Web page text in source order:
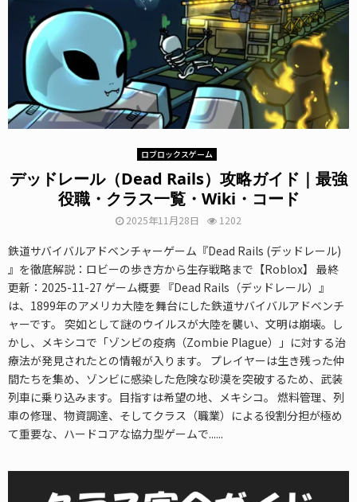
ロブロックスゲーム
デッドレール（Dead Rails）攻略ガイド｜最強
役職・クラス一覧・Wiki・コード
2025年11月28日 1202
鉄道サバイバルアドベンチャーゲーム『Dead Rails (デッドレール)
』を徹底解説：ロビーの歩き方から生存戦略まで【Roblox】 最終
更新：2025-11-27 ゲーム概要 『Dead Rails（デッドレール）』
は、1899年のアメリカ大陸を舞台にした鉄道サバイバルアドベンチ
ャーです。 突如として謎のウイルスが大陸を襲い、文明は崩壊。し
かし、メキシコで「ゾンビの疫病（Zombie Plague）」に対する治
療法が発見されたとの情報が入ります。 プレイヤーは生き残った仲
間たちを集め、ゾンビに感染した危険な砂漠を突破するため、武装
列車に乗り込みます。目指すは希望の地、メキシコ。 燃料管理、列
車の修理、物資調達、そしてクラス（職業）による役割分担が極め
て重要な、ハードコアな協力型ゲームで......